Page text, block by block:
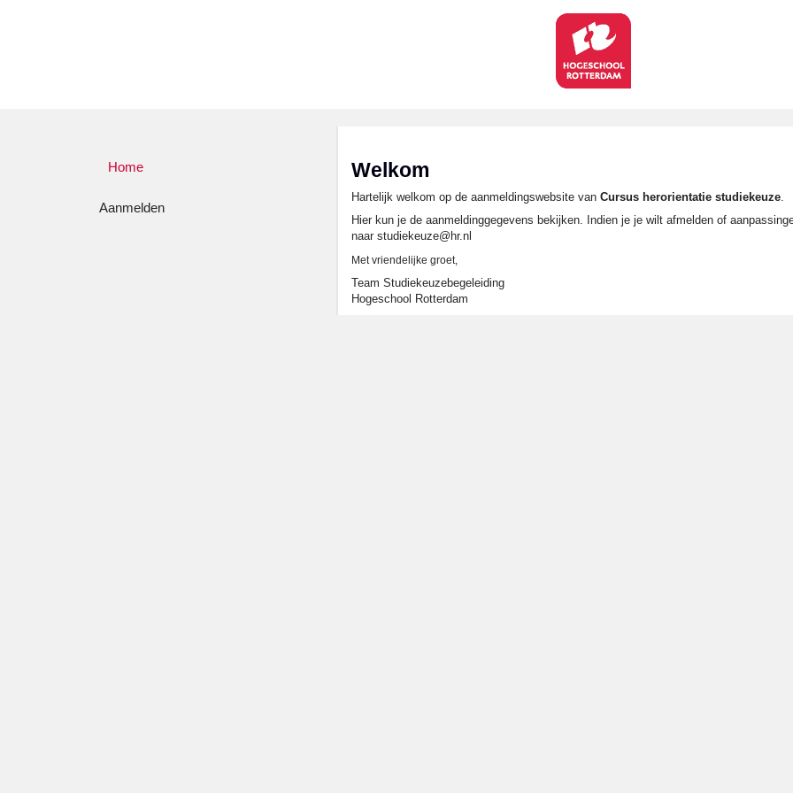
Home
Aanmelden
Welkom
Hartelijk welkom op de aanmeldingswebsite van Cursus herorientatie studiekeuze.
Hier kun je de aanmeldinggegevens bekijken. Indien je je wilt afmelden of
naar studiekeuze@hr.nl
Met vriendelijke groet,
Team Studiekeuzebegeleiding
Hogeschool Rotterdam